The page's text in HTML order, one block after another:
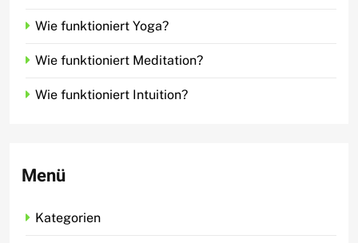
Wie funktioniert Yoga?
Wie funktioniert Meditation?
Wie funktioniert Intuition?
Menü
Kategorien